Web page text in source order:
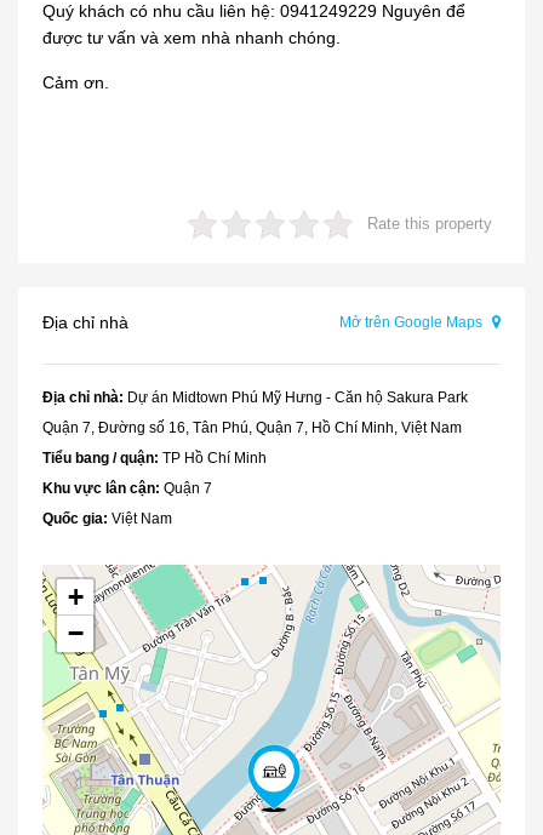
Quý khách có nhu cầu liên hệ: 0941249229 Nguyên để
được tư vấn và xem nhà nhanh chóng.
Cảm ơn.
Rate this property
Địa chỉ nhà Mở trên Google Maps
Địa chỉ nhà: Dự án Midtown Phú Mỹ Hưng - Căn hộ Sakura Park
Quận 7, Đường số 16, Tân Phú, Quận 7, Hồ Chí Minh, Việt Nam
Tiểu bang / quận: TP Hồ Chí Minh
Khu vực lân cận: Quận 7
Quốc gia: Việt Nam
+
−